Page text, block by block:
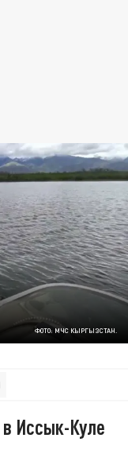
ФОТО: МЧС КЫРГЫЗСТАН.
Иссык-Куле